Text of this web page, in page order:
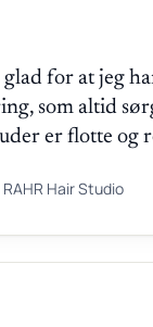
glad for at jeg
som altid
er flotte og
Hair Studio